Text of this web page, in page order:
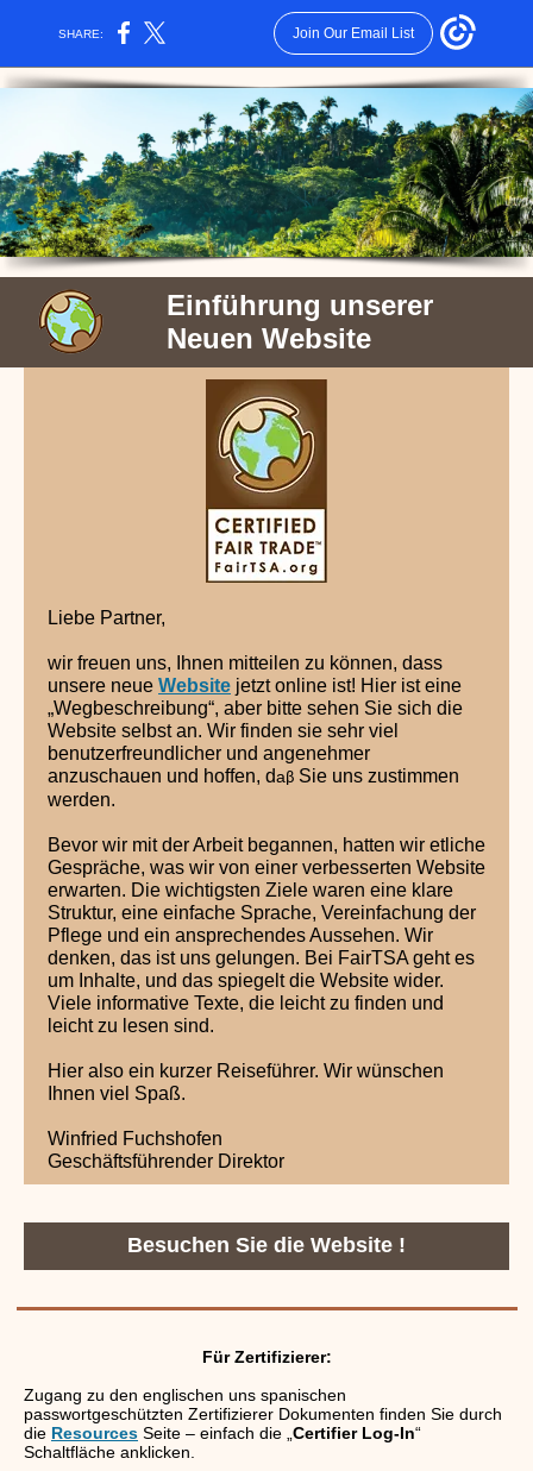
SHARE: Join Our Email List
Einführung unserer
Neuen Website
Liebe Partner,
wir freuen uns, Ihnen mitteilen zu können, dass
unsere neue Website jetzt online ist! Hier ist eine
„Wegbeschreibung“, aber bitte sehen Sie sich die
Website selbst an. Wir finden sie sehr viel
benutzerfreundlicher und angenehmer
anzuschauen und hoffen, daβ Sie uns zustimmen
werden.
Bevor wir mit der Arbeit begannen, hatten wir etliche
Gespräche, was wir von einer verbesserten Website
erwarten. Die wichtigsten Ziele waren eine klare
Struktur, eine einfache Sprache, Vereinfachung der
Pflege und ein ansprechendes Aussehen. Wir
denken, das ist uns gelungen. Bei FairTSA geht es
um Inhalte, und das spiegelt die Website wider.
Viele informative Texte, die leicht zu finden und
leicht zu lesen sind.
Hier also ein kurzer Reiseführer. Wir wünschen
Ihnen viel Spaß.
Winfried Fuchshofen
Geschäftsführender Direktor
Besuchen Sie die Website !
Für Zertifizierer:
Zugang zu den englischen uns spanischen
passwortgeschützten Zertifizierer Dokumenten finden Sie durch
die Resources Seite – einfach die „ Certifier Log-In“
Schaltfläche anklicken.